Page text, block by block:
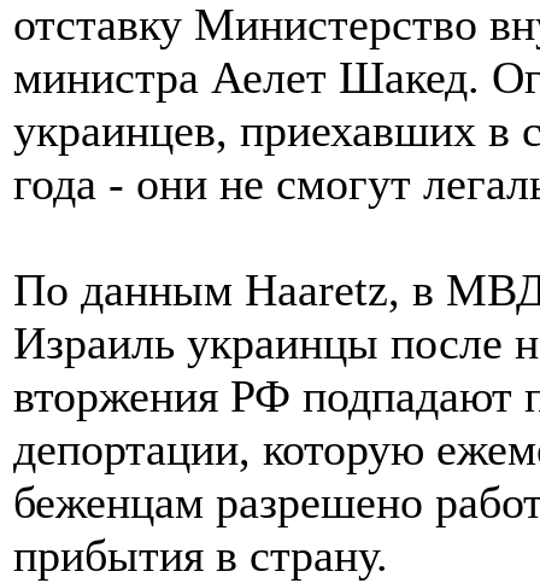
отставку Министерство
министра Аелет Шакед.
украинцев, приехавших в
года - они не смогут
По данным Haaretz, в МВД
Израиль украинцы после
вторжения РФ подпадают
депортации, которую
беженцам разрешено
прибытия в страну.